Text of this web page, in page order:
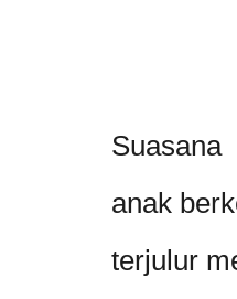
anak
terjulur